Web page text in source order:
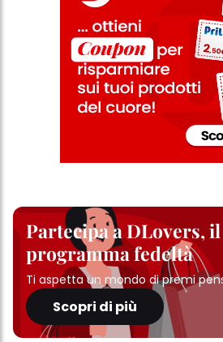
Partecipa a DLovers,
programma fedeltà
Ti aspetta un mondo di premi
Scopri di più